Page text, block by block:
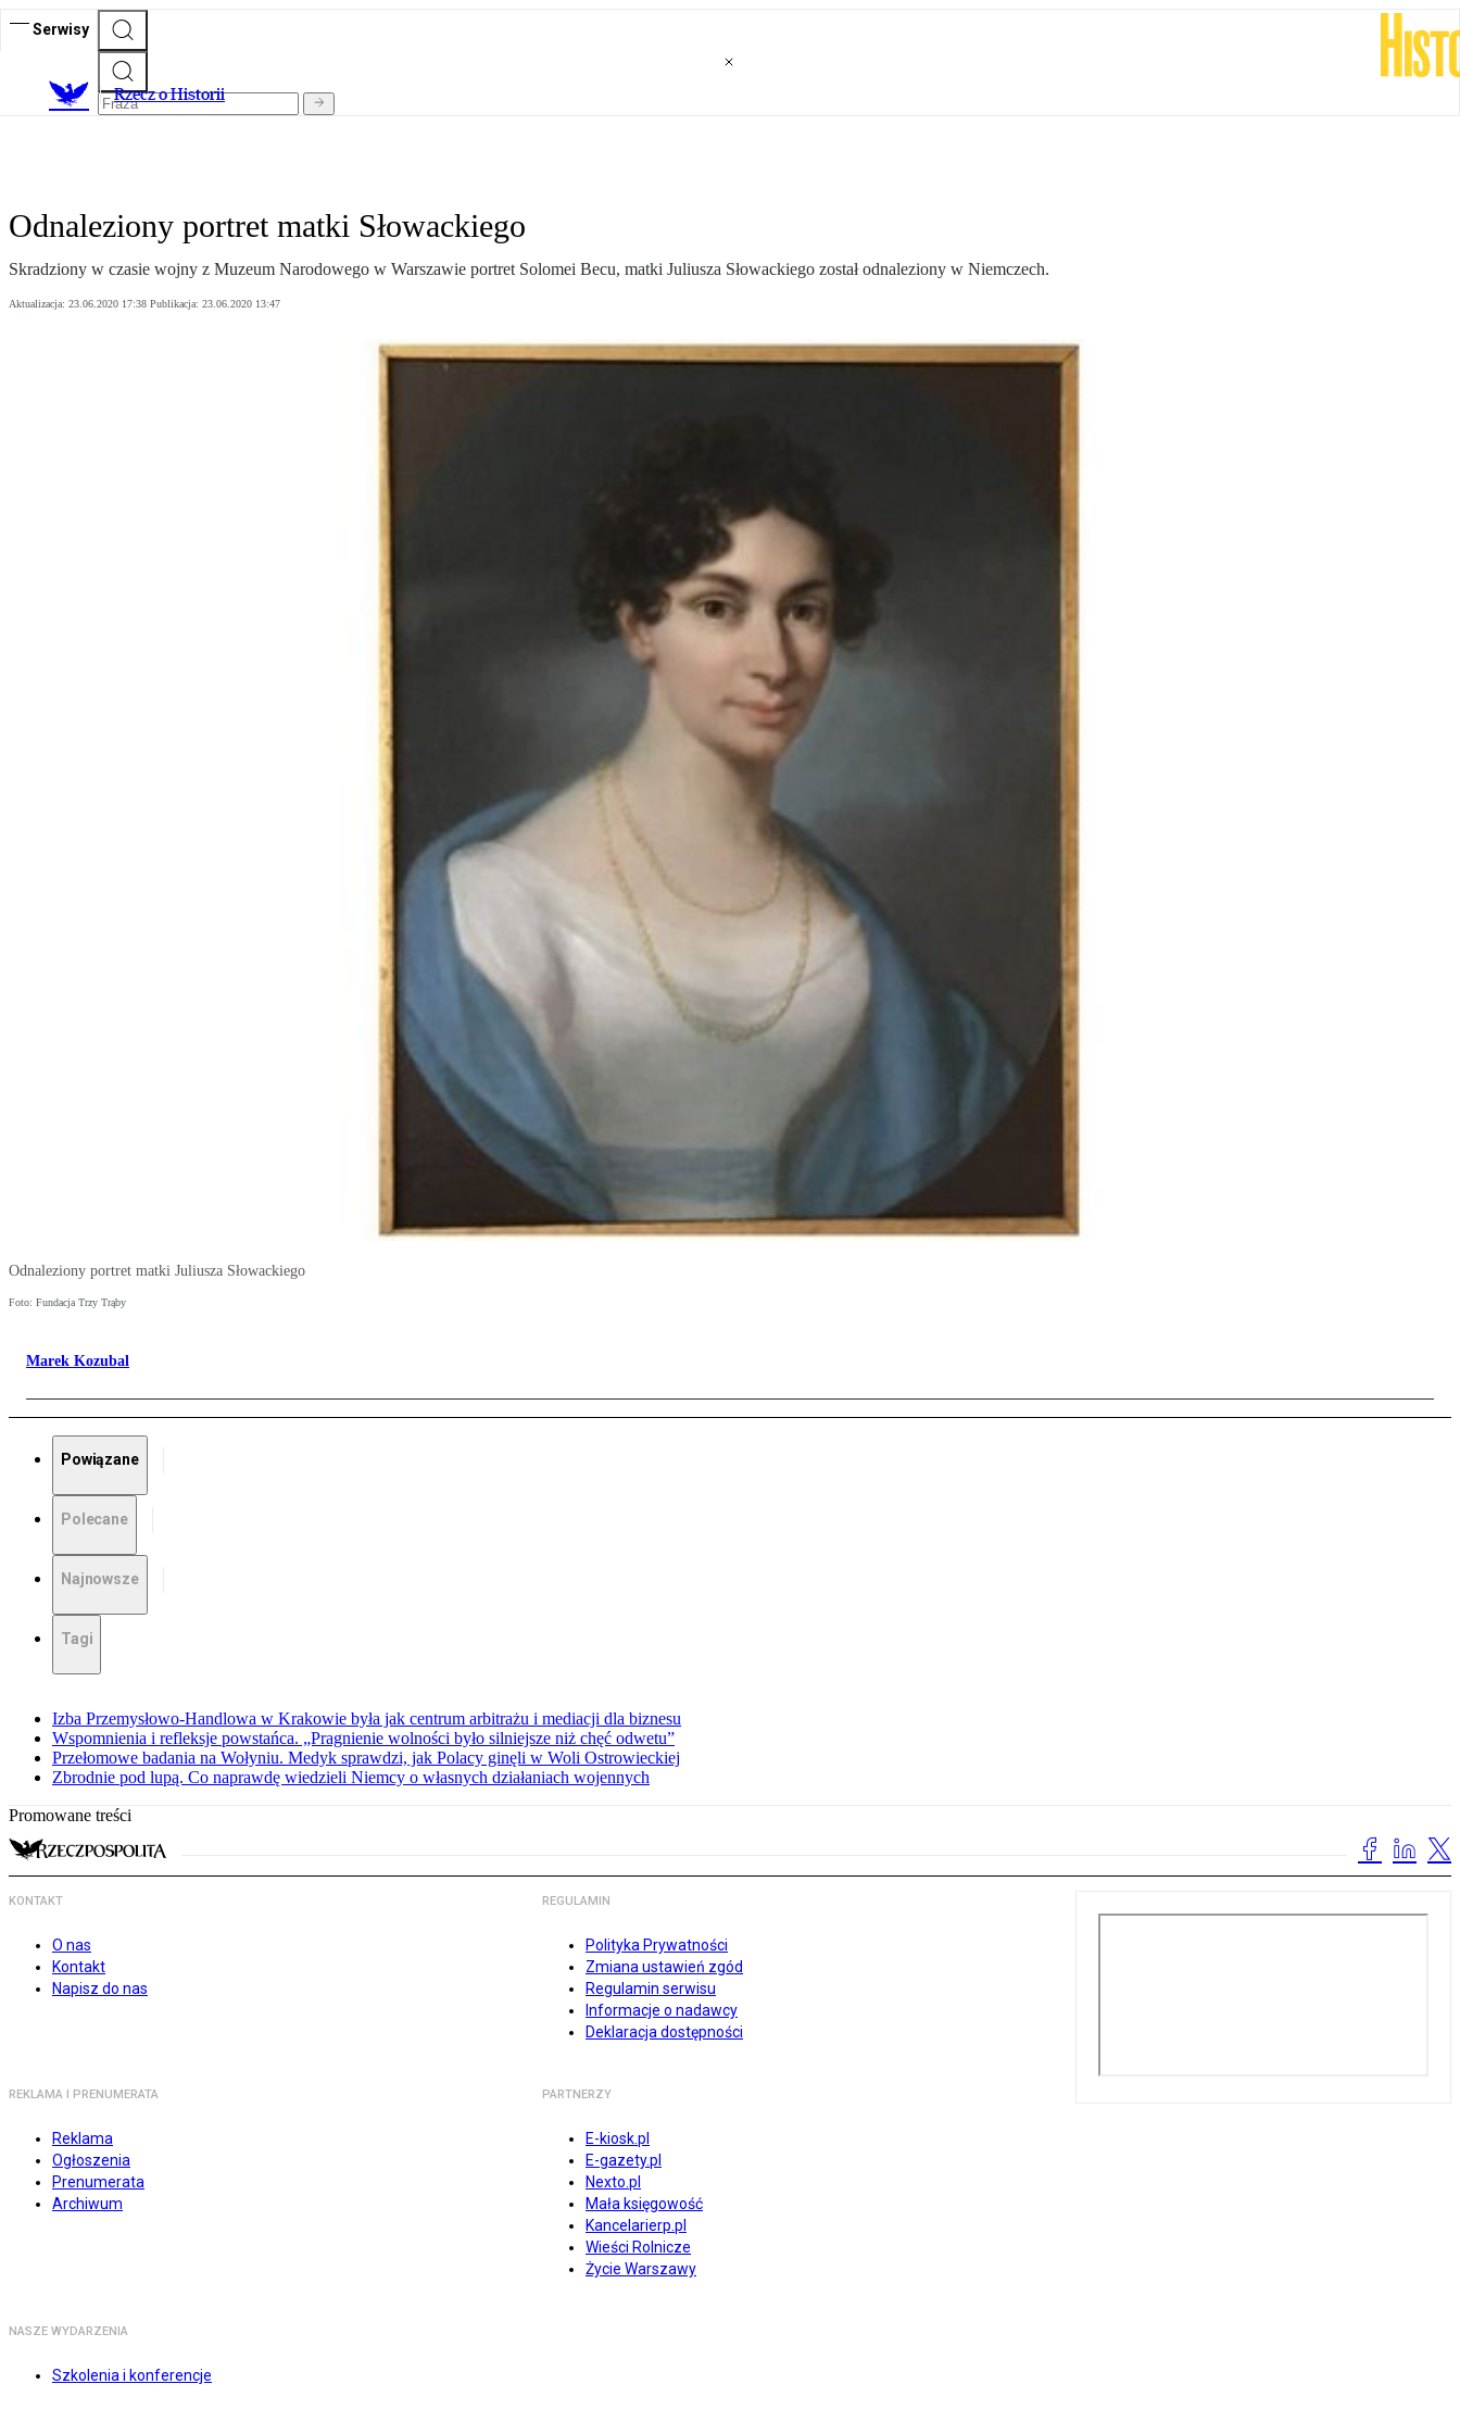
Serwisy
Rzecz o Historii
Odnaleziony portret matki Słowackiego
Skradziony w czasie wojny z Muzeum Narodowego w Warszawie portret Solomei Becu, matki Juliusza Słowackiego został odnaleziony w Niemczech.
Aktualizacja: 23.06.2020 17:38 Publikacja: 23.06.2020 13:47
Odnaleziony portret matki Juliusza Słowackiego
Foto: Fundacja Trzy Trąby
Marek Kozubal
Powiązane
Polecane
Najnowsze
Tagi
Izba Przemysłowo-Handlowa w Krakowie była jak centrum arbitrażu i mediacji dla biznesu
Wspomnienia i refleksje powstańca. „Pragnienie wolności było silniejsze niż chęć odwetu”
Przełomowe badania na Wołyniu. Medyk sprawdzi, jak Polacy ginęli w Woli Ostrowieckiej
Zbrodnie pod lupą. Co naprawdę wiedzieli Niemcy o własnych działaniach wojennych
Promowane treści
KONTAKT
O nas
Kontakt
Napisz do nas
REGULAMIN
Polityka Prywatności
Zmiana ustawień zgód
Regulamin serwisu
Informacje o nadawcy
Deklaracja dostępności
REKLAMA I PRENUMERATA
Reklama
Ogłoszenia
Prenumerata
Archiwum
PARTNERZY
E-kiosk.pl
E-gazety.pl
Nexto.pl
Mała księgowość
Kancelarierp.pl
Wieści Rolnicze
Życie Warszawy
NASZE WYDARZENIA
Szkolenia i konferencje